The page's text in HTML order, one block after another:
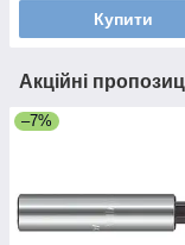
Купити
Акційні
–7%